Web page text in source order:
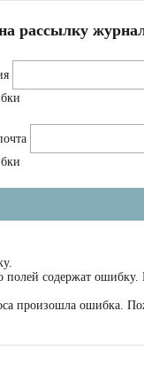
рассылку
полей содержат ошибку.
произошла ошибка.